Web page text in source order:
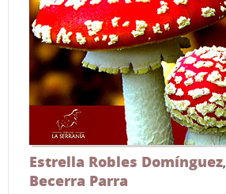
Estrella Robles Domínguez,
Becerra Parra